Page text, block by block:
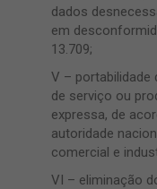
dados
em
13.709;
V –
de serviço ou
expressa, de
autoridade
comercial e
VI – eliminação